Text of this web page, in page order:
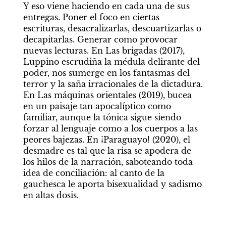
Y eso viene haciendo en cada una de sus
entregas. Poner el foco en ciertas
escrituras, desacralizarlas, descuartizarlas o
decapitarlas. Generar como provocar
nuevas lecturas. En Las brigadas (2017),
Luppino escrudiña la médula delirante del
poder, nos sumerge en los fantasmas del
terror y la saña irracionales de la dictadura.
En Las máquinas orientales (2019), bucea
en un paisaje tan apocalíptico como
familiar, aunque la tónica sigue siendo
forzar al lenguaje como a los cuerpos a las
peores bajezas. En ¡Paraguayo! (2020), el
desmadre es tal que la risa se apodera de
los hilos de la narración, saboteando toda
idea de conciliación: al canto de la
gauchesca le aporta bisexualidad y sadismo
en altas dosis.